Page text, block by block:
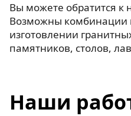
Вы можете обратится
Возможны комбинации
изготовлении
памятников, столов,
Наши